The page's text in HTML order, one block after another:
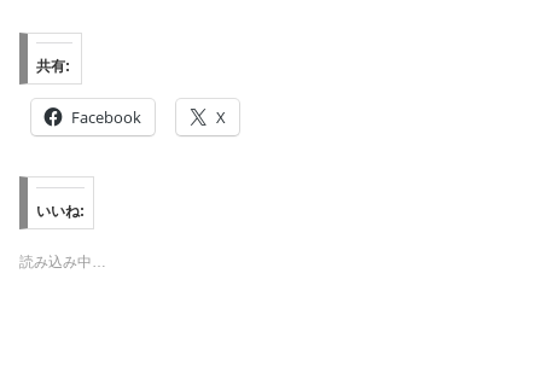
共有:
Facebook X
いいね:
読み込み中…